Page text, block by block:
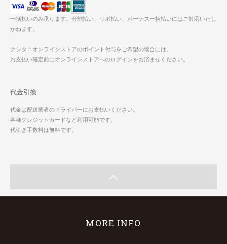
一括払いのみ承ります。分割払い、リボ払い、ボーナス一括払いにはご対応いたし
かねます。
クシタニオンラインストアのポイント付与をご希望の場合には、
お支払い確定前にオンラインストアへのログインをお済ませください。
代金引換
代金は配送業者のドライバーにお支払いください。
各種クレジットカードなど利用可能です。
代引き手数料は無料です。
MORE INFO